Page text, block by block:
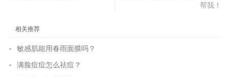
帮我！
相关推荐
敏感肌能用春雨面膜吗？
满脸痘痘怎么祛痘？